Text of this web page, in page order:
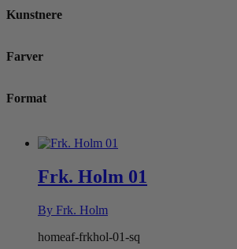
Kunstnere
Farver
Format
Frk. Holm 01
By Frk. Holm
homeaf-frkhol-01-sq